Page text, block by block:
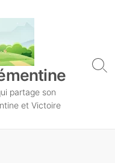
partage son
et Victoire
S